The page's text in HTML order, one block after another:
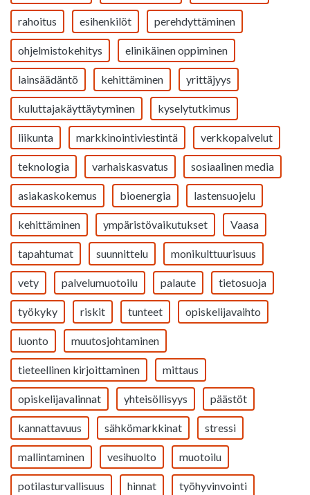
rahoitus esihenkilöt perehdyttäminen
ohjelmistokehitys elinikäinen oppiminen
lainsäädäntö kehittäminen yrittäjyys
kuluttajakäyttäytyminen kyselytutkimus
liikunta markkinointiviestintä verkkopalvelut
teknologia varhaiskasvatus sosiaalinen media
asiakaskokemus bioenergia lastensuojelu
kehittäminen ympäristövaikutukset Vaasa
tapahtumat suunnittelu monikulttuurisuus
vety palvelumuotoilu palaute tietosuoja
työkyky riskit tunteet opiskelijavaihto
luonto muutosjohtaminen
tieteellinen kirjoittaminen mittaus
opiskelijavalinnat yhteisöllisyys päästöt
kannattavuus sähkömarkkinat stressi
mallintaminen vesihuolto muotoilu
potilasturvallisuus hinnat työhyvinvointi